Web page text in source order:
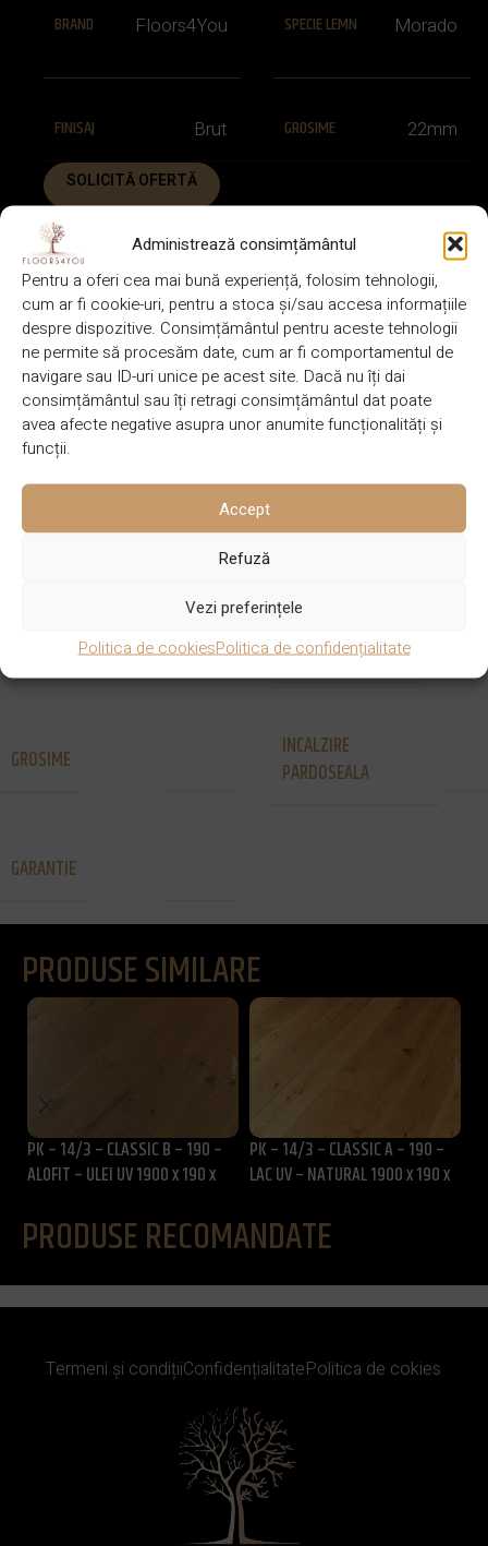
Administrează consimțământul
Pentru a oferi cea mai bună experiență, folosim tehnologii,
cum ar fi cookie-uri, pentru a stoca și/sau accesa informațiile
despre dispozitive. Consimțământul pentru aceste tehnologii
ne permite să procesăm date, cum ar fi comportamentul de
navigare sau ID-uri unice pe acest site. Dacă nu îți dai
consimțământul sau îți retragi consimțământul dat poate
avea afecte negative asupra unor anumite funcționalități și
funcții.
Accept
Refuză
Vezi preferințele
Politica de cookiesPolitica de confidențialitate
BRAND
Floors4You SPECIE LEMN Morado
FINISAJ Brut GROSIME 22mm
SOLICITĂ OFERTĂ
VINO IN SHOWROOM
FIȘĂ TEHNICĂ
DESCRIERE
BRAND Floors4You CULOARE Maroniu
DIMENSIUNE 22x8x160mm SPECIE LEMN Morado
Brut
SISTEM DE
PRINDERE
GROSIME
INCALZIRE
PARDOSEALA
GARANTIE
PRODUSE SIMILARE
PK – 14/3 – CLASSIC B – 190 –
ALOFIT – ULEI UV 1900 x 190 x
PK – 14/3 – CLASSIC A – 190 –
LAC UV – NATURAL 1900 x 190 x
PRODUSE RECOMANDATE
Termeni și condițiiConfidențialitatePolitica de cokies